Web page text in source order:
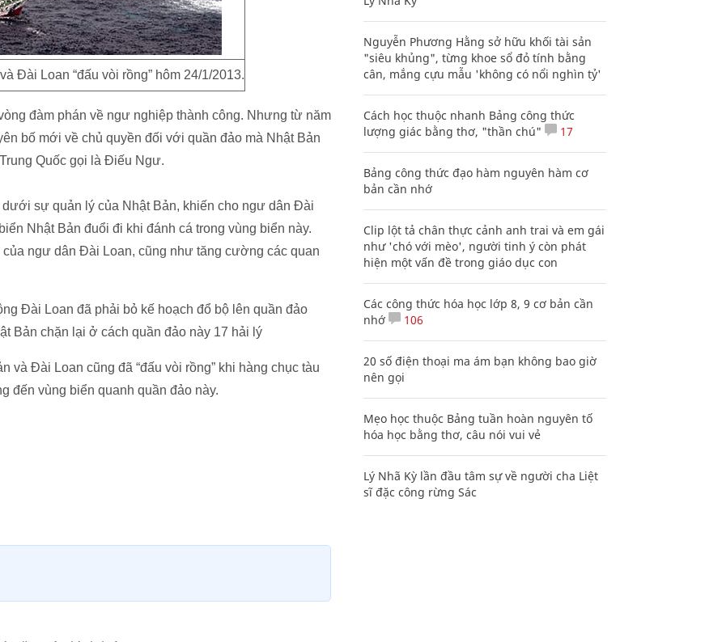
Đài Loan “đấu vòi rồng” hôm 24/1/2013.
đàm phán về ngư nghiệp thành công. Nhưng từ năm
bố mới về chủ quyền đối với quần đảo mà Nhật Bản
Quốc gọi là Điếu Ngư.
sự quản lý của Nhật Bản, khiến cho ngư dân Đài
Nhật Bản đuổi đi khi đánh cá trong vùng biển này.
ngư dân Đài Loan, cũng như tăng cường các quan
Đài Loan đã phải bỏ kế hoạch đổ bộ lên quần đảo
Bản chặn lại ở cách quần đảo này 17 hải lý
và Đài Loan cũng đã “đấu vòi rồng” khi hàng chục tàu
đến vùng biển quanh quần đảo này.
Nguyễn Phương Hằng sở hữu khối tài sản
"siêu khủng", từng khoe sổ đỏ tính bằng
cân, mắng cựu mẫu 'không có nổi nghìn tỷ'
Cách học thuộc nhanh Bảng công thức
lượng giác bằng thơ, "thần chú"
17
Bảng công thức đạo hàm nguyên hàm cơ
bản cần nhớ
Clip lột tả chân thực cảnh anh trai và em gái
như 'chó với mèo', người tinh ý còn phát
hiện một vấn đề trong giáo dục con
Các công thức hóa học lớp 8, 9 cơ bản cần
nhớ
106
20 số điện thoại ma ám bạn không bao giờ
nên gọi
Mẹo học thuộc Bảng tuần hoàn nguyên tố
hóa học bằng thơ, câu nói vui vẻ
Lý Nhã Kỳ lần đầu tâm sự về người cha Liệt
sĩ đặc công rừng Sác